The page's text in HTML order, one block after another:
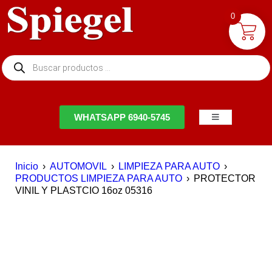
WHATSAPP 6940-5745
Inicio › AUTOMOVIL › LIMPIEZA PARA AUTO ›
PRODUCTOS LIMPIEZA PARA AUTO › PROTECTOR
VINIL Y PLASTCIO 16oz 05316
0